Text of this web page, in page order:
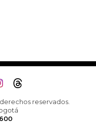
reservados.